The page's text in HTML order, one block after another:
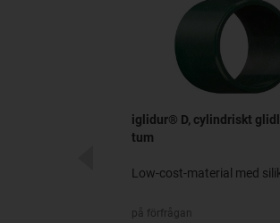
iglidur® D, cylindriskt
tum
Low-cost-material med
på förfrågan